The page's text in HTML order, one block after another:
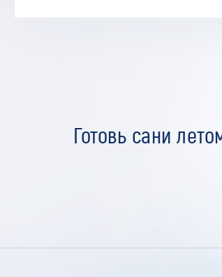
Готовь сани